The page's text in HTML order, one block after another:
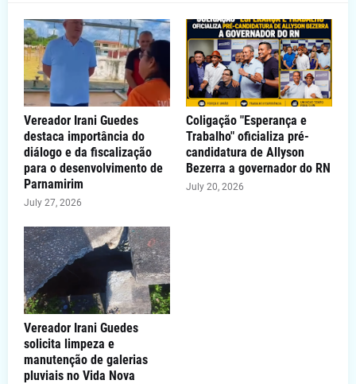
Vereador Irani Guedes
destaca importância do
diálogo e da fiscalização
para o desenvolvimento de
Parnamirim
July 27, 2026
Coligação "Esperança e
Trabalho" oficializa pré-
candidatura de Allyson
Bezerra a governador do RN
July 20, 2026
Vereador Irani Guedes
solicita limpeza e
manutenção de galerias
pluviais no Vida Nova